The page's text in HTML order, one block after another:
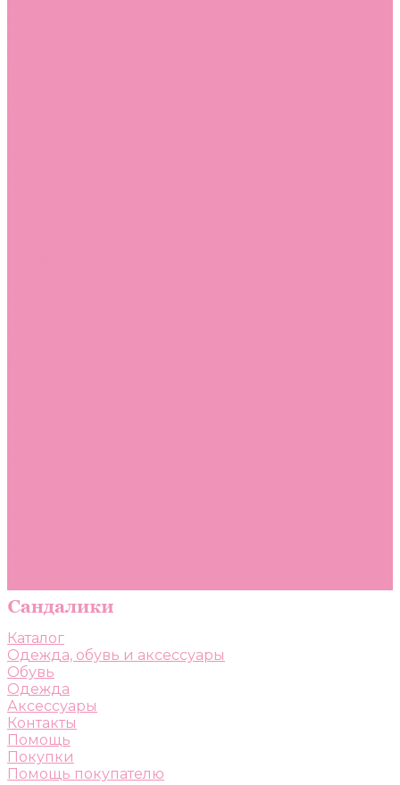
Каталог
Одежда, обувь и аксессуары
Обувь
Одежда
Аксессуары
Контакты
Помощь
Покупки
Помощь покупателю